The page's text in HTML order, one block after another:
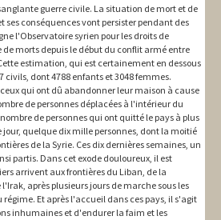
guerre civile. La situation de mort et de
conséquences vont persister pendant des
l'Observatoire syrien pour les droits de
morts depuis le début du conflit armé entre
estimation, qui est certainement en dessous
civils, dont 4788 enfants et 3048 femmes.
qui ont dû abandonner leur maison à cause
de personnes déplacées à l'intérieur du
de personnes qui ont quitté le pays à plus
quelque dix mille personnes, dont la moitié
de la Syrie. Ces dix dernières semaines, un
partis. Dans cet exode douloureux, il est
arrivent aux frontières du Liban, de la
après plusieurs jours de marche sous les
Et après l'accueil dans ces pays, il s'agit
inhumaines et d'endurer la faim et les